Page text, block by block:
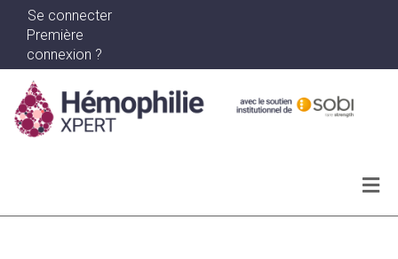
Se connecter
Première
connexion ?
Archives